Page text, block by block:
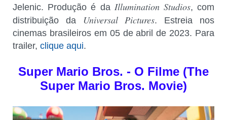
Jelenic. Produção é da Illumination Studios, com
distribuição da
Universal Pictures. Estreia nos
cinemas brasileiros em 05 de abril de 2023. Para
trailer, clique aqui.
Super Mario Bros. - O Filme (The
Super Mario Bros. Movie)